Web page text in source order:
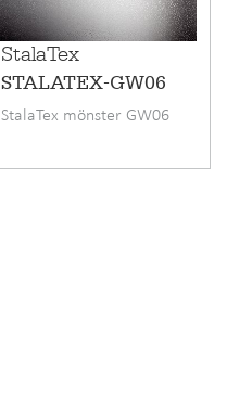
StalaTex
STALATEX-GW06
StalaTex mönster GW06